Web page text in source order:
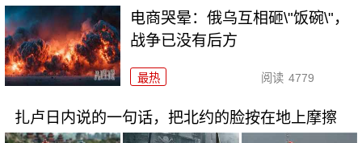
电商哭晕：俄乌互相砸\"饭碗\"，
战争已没有后方
最热 阅读 4779
扎卢日内说的一句话，把北约的脸按在地上摩擦